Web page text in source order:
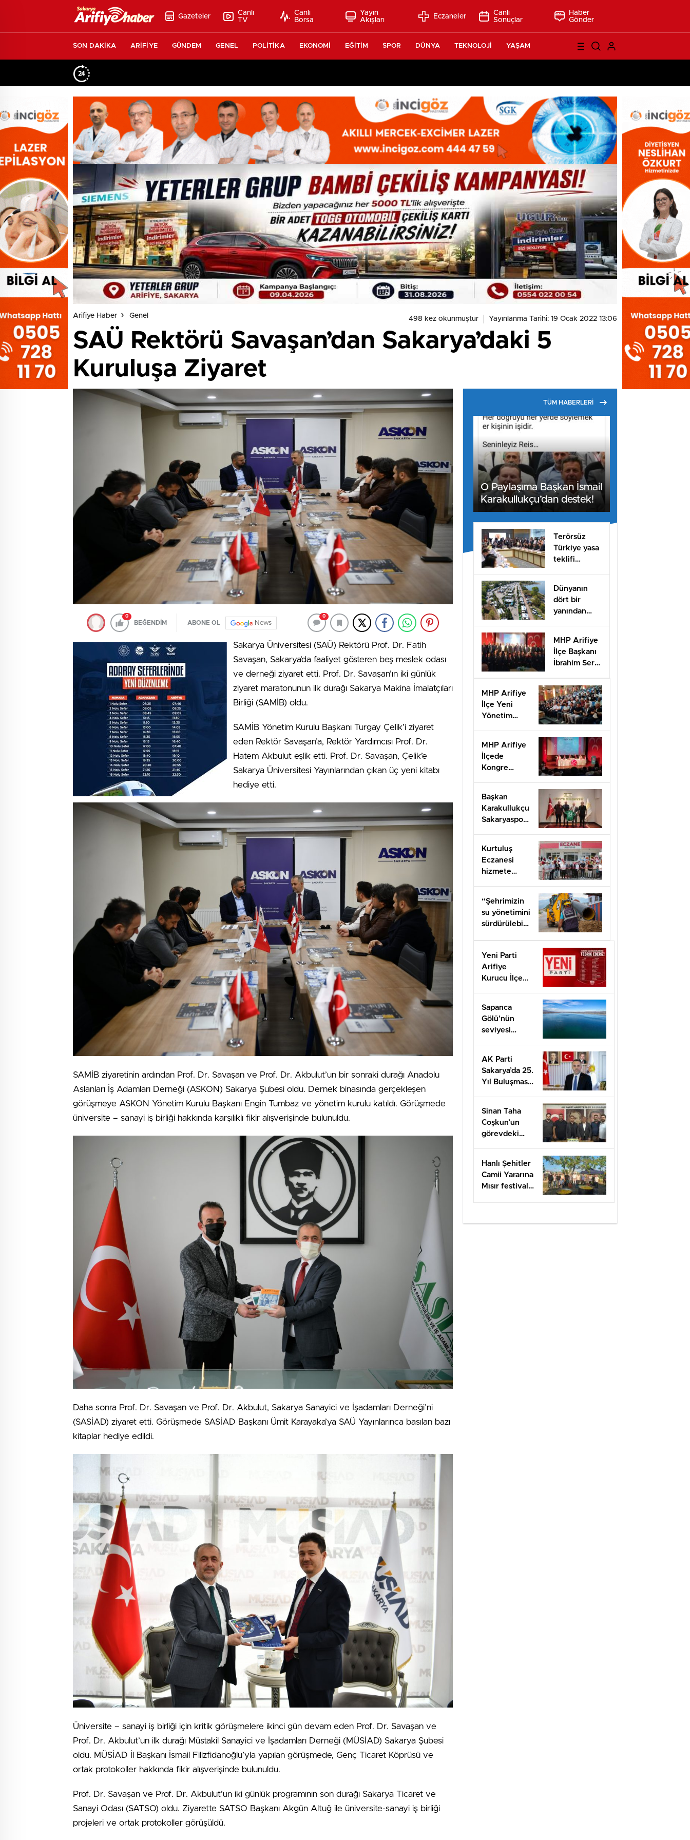
Gazeteler
Canlı
TV
Canlı
Borsa
Yayın
Akışları
Eczaneler
Canlı
Sonuçlar
Haber
Gönder
SON DAKİKA ARİFİYE GÜNDEM GENEL POLİTİKA EKONOMİ EĞİTİM SPOR DÜNYA TEKNOLOJİ YAŞAM
Arifiye Haber Genel 498 kez okunmuştur Yayınlanma Tarihi: 19 Ocak 2022 13:06
SAÜ Rektörü Savaşan’dan Sakarya’daki 5
Kuruluşa Ziyaret
0
BEĞENDİM ABONE OL News
0
Sakarya Üniversitesi (SAÜ) Rektörü Prof. Dr. Fatih
Savaşan, Sakarya’da faaliyet gösteren beş meslek odası
ve derneği ziyaret etti. Prof. Dr. Savaşan’ın iki günlük
ziyaret maratonunun ilk durağı Sakarya Makina İmalatçıları
Birliği (SAMİB) oldu.
SAMİB Yönetim Kurulu Başkanı Turgay Çelik’i ziyaret
eden Rektör Savaşan’a, Rektör Yardımcısı Prof. Dr.
Hatem Akbulut eşlik etti. Prof. Dr. Savaşan, Çelik’e
Sakarya Üniversitesi Yayınlarından çıkan üç yeni kitabı
hediye etti.
SAMİB ziyaretinin ardından Prof. Dr. Savaşan ve Prof. Dr. Akbulut’un bir sonraki durağı Anadolu
Aslanları İş Adamları Derneği (ASKON) Sakarya Şubesi oldu. Dernek binasında gerçekleşen
görüşmeye ASKON Yönetim Kurulu Başkanı Engin Tumbaz ve yönetim kurulu katıldı. Görüşmede
üniversite – sanayi iş birliği hakkında karşılıklı fikir alışverişinde bulunuldu.
Daha sonra Prof. Dr. Savaşan ve Prof. Dr. Akbulut, Sakarya Sanayici ve İşadamları Derneği’ni
(SASİAD) ziyaret etti. Görüşmede SASİAD Başkanı Ümit Karayaka’ya SAÜ Yayınlarınca basılan bazı
kitaplar hediye edildi.
Üniversite – sanayi iş birliği için kritik görüşmelere ikinci gün devam eden Prof. Dr. Savaşan ve
Prof. Dr. Akbulut’un ilk durağı Müstakil Sanayici ve İşadamları Derneği (MÜSİAD) Sakarya Şubesi
oldu. MÜSİAD İl Başkanı İsmail Filizfidanoğlu’yla yapılan görüşmede, Genç Ticaret Köprüsü ve
ortak protokoller hakkında fikir alışverişinde bulunuldu.
Prof. Dr. Savaşan ve Prof. Dr. Akbulut’un iki günlük programının son durağı Sakarya Ticaret ve
Sanayi Odası (SATSO) oldu. Ziyarette SATSO Başkanı Akgün Altuğ ile üniversite-sanayi iş birliği
projeleri ve ortak protokoller görüşüldü.
TÜM HABERLERİ
O Paylaşıma Başkan İsmail
Karakullukçu’dan destek!
Terörsüz
Türkiye yasa
teklifi
Dünyanın
dört bir
yanından
dev fuar için
geri sayım
MHP Arifiye
İlçe Başkanı
İbrahim Sert
tazeledi!
MHP Arifiye
İlçe Yeni
Yönetim
MHP Arifiye
İlçede
Kongre
Başkan
Karakullukçu
Sakaryaspor
Kurtuluş
Eczanesi
hizmete
“Şehrimizin
su yönetimini
sürdürülebilir
çalışıyoruz”
Yeni Parti
Arifiye
Kurucu İlçe
Sapanca
Gölü’nün
seviyesi
üzerinde
AK Parti
Sakarya’da 25.
Yıl Buluşması
Sinan Taha
Coşkun’un
görevdeki
Hanlı Şehitler
Camii Yararına
Mısır festivali